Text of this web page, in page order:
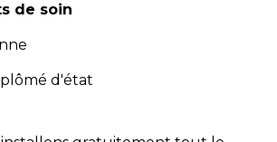
de soin
d'état